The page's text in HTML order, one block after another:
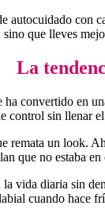
autocuidado con
que lleves
La
convertido en
control sin llenar
remata un look.
que no estaba
vida diaria sin
cuando hace